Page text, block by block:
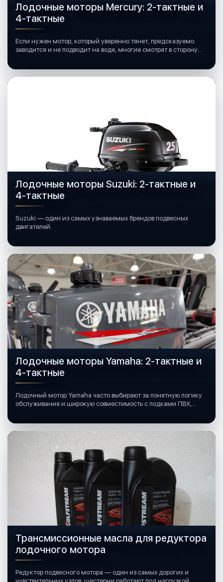
Лодочные моторы Mercury: 2-тактные и
4-тактные
Если нужен мотор, который уверенно тянет, предсказуемо
заводится и не подводит на воде, многие смотрят в сторону
Лодочные моторы Suzuki: 2-тактные и
4-тактные
Suzuki — один из самых узнаваемых брендов подвесных
двигателей.
Лодочные моторы Yamaha: 2-тактные и
4-тактные
Лодочный мотор Yamaha часто выбирают за понятную логику
обслуживания и широкую совместимость с лодками ПВХ,
Трансмиссионные масла для редуктора
лодочного мотора
Редуктор подвесного мотора — один из самых дорогих и